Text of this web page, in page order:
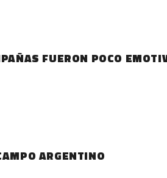
FUERON POCO
ARGENTINO